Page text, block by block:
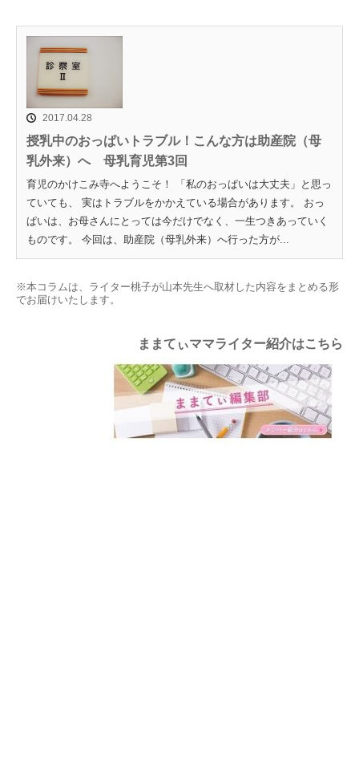
2017.04.28
授乳中のおっぱいトラブル！こんな方は助産院（母
乳外来）へ 母乳育児第3回
育児のかけこみ寺へようこそ！ 「私のおっぱいは大丈夫」と思っ
ていても、 実はトラブルをかかえている場合があります。 おっ
ぱいは、お母さんにとっては今だけでなく、一生つきあっていく
ものです。 今回は、助産院（母乳外来）へ行った方が...
※本コラムは、ライター桃子が山本先生へ取材した内容をまとめる形
でお届けいたします。
ままてぃママライター紹介はこちら